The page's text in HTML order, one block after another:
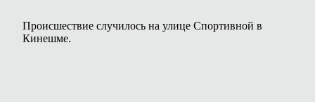
Происшествие случилось на улице Спортивной в
Кинешме.